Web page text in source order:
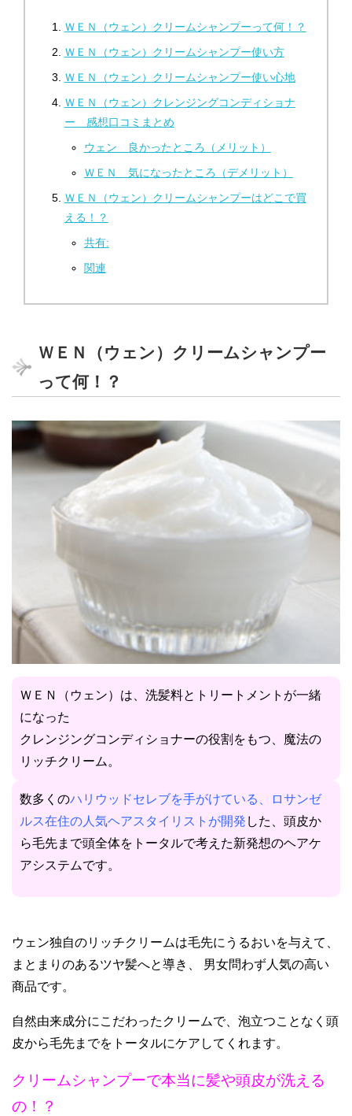
ＷＥＮ（ウェン）クリームシャンプーって何！？
ＷＥＮ（ウェン）クリームシャンプー使い方
ＷＥＮ（ウェン）クリームシャンプー使い心地
ＷＥＮ（ウェン）クレンジングコンディショナ
ー 感想口コミまとめ
ウェン 良かったところ（メリット）
ＷＥＮ 気になったところ（デメリット）
ＷＥＮ（ウェン）クリームシャンプーはどこで買
える！？
共有:
関連
ＷＥＮ（ウェン）クリームシャンプー
って何！？
ＷＥＮ（ウェン）は、洗髪料とトリートメントが一緒
になった
クレンジングコンディショナーの役割をもつ、魔法の
リッチクリーム。
数多くのハリウッドセレブを手がけている、ロサンゼ
ルス在住の人気ヘアスタイリストが開発 した、頭皮か
ら毛先まで頭全体をトータルで考えた新発想のヘアケ
アシステムです。
ウェン独自のリッチクリームは毛先にうるおいを与えて、
まとまりのあるツヤ髪へと導き、 男女問わず人気の高い
商品です。
自然由来成分にこだわったクリームで、泡立つことなく頭
皮から毛先までをトータルにケアしてくれます。
クリームシャンプーで本当に髪や頭皮が洗える
の！？